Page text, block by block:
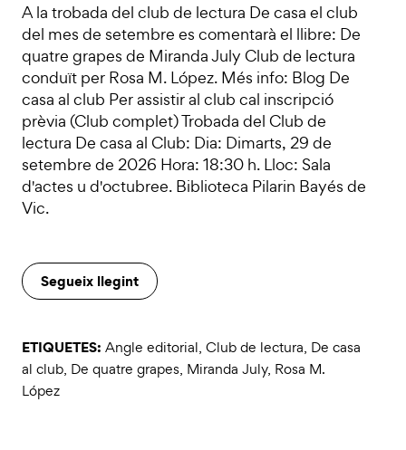
A la trobada del club de lectura De casa el club
del mes de setembre es comentarà el llibre: De
quatre grapes de Miranda July Club de lectura
conduït per Rosa M. López. Més info: Blog De
casa al club Per assistir al club cal inscripció
prèvia (Club complet) Trobada del Club de
lectura De casa al Club: Dia: Dimarts, 29 de
setembre de 2026 Hora: 18:30 h. Lloc: Sala
d'actes u d'octubree. Biblioteca Pilarin Bayés de
Vic.
Segueix llegint
ETIQUETES: Angle editorial, Club de lectura, De casa
al club, De quatre grapes, Miranda July, Rosa M.
López